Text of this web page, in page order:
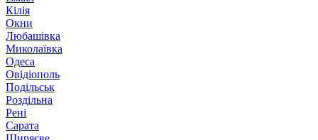
Кілія
Окни
Любашівка
Миколаївка
Одеса
Овідіополь
Подільськ
Роздільна
Рені
Сарата